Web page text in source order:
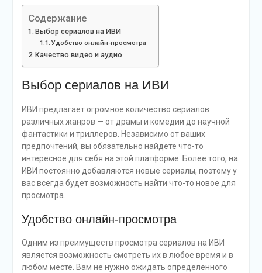
Содержание
Выбор сериалов на ИВИ
Удобство онлайн-просмотра
Качество видео и аудио
Выбор сериалов на ИВИ
ИВИ предлагает огромное количество сериалов
различных жанров — от драмы и комедии до научной
фантастики и триллеров. Независимо от ваших
предпочтений, вы обязательно найдете что-то
интересное для себя на этой платформе. Более того, на
ИВИ постоянно добавляются новые сериалы, поэтому у
вас всегда будет возможность найти что-то новое для
просмотра.
Удобство онлайн-просмотра
Одним из преимуществ просмотра сериалов на ИВИ
является возможность смотреть их в любое время и в
любом месте. Вам не нужно ожидать определенного